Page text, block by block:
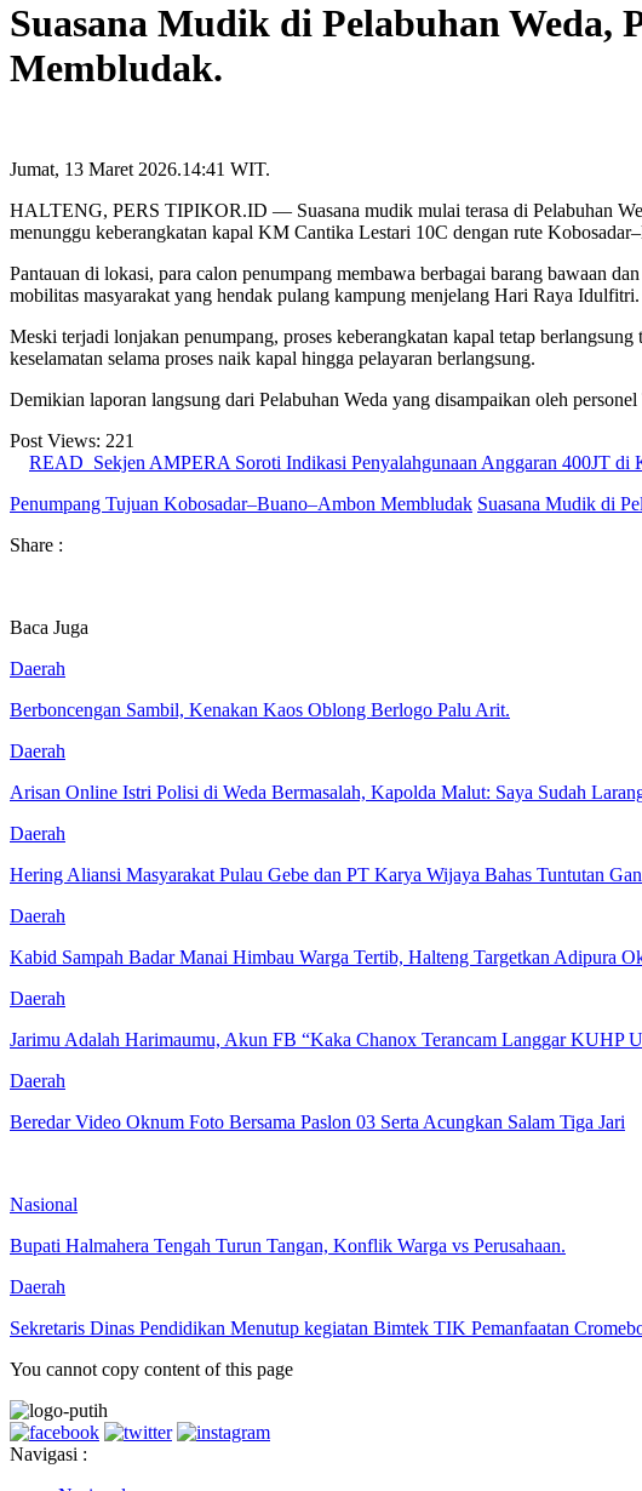
Suasana Mudik di Pelabuhan Weda,
Membludak.
Jumat, 13 Maret 2026.14:41 WIT.
HALTENG, PERS TIPIKOR.ID — Suasana mudik mulai terasa di Pelabuhan
menunggu keberangkatan kapal KM Cantika Lestari 10C dengan rute
Pantauan di lokasi, para calon penumpang membawa berbagai barang bawaan
mobilitas masyarakat yang hendak pulang kampung menjelang Hari Raya Idulfitri.
Meski terjadi lonjakan penumpang, proses keberangkatan kapal tetap
keselamatan selama proses naik kapal hingga pelayaran berlangsung.
Demikian laporan langsung dari Pelabuhan Weda yang disampaikan oleh
Post Views: 221
READ Sekjen AMPERA Soroti Indikasi Penyalahgunaan Anggaran 400JT di
Penumpang Tujuan Kobosadar–Buano–Ambon Membludak Suasana Mudik di
Share :
Baca Juga
Daerah
Berboncengan Sambil, Kenakan Kaos Oblong Berlogo Palu Arit.
Daerah
Arisan Online Istri Polisi di Weda Bermasalah, Kapolda Malut: Saya Sudah
Daerah
Hering Aliansi Masyarakat Pulau Gebe dan PT Karya Wijaya Bahas Tuntutan
Daerah
Kabid Sampah Badar Manai Himbau Warga Tertib, Halteng Targetkan Adipura
Daerah
Jarimu Adalah Harimaumu, Akun FB “Kaka Chanox Terancam Langgar KUHP
Daerah
Beredar Video Oknum Foto Bersama Paslon 03 Serta Acungkan Salam Tiga Jari
Nasional
Bupati Halmahera Tengah Turun Tangan, Konflik Warga vs Perusahaan.
Daerah
Sekretaris Dinas Pendidikan Menutup kegiatan Bimtek TIK Pemanfaatan
You cannot copy content of this page
Navigasi :